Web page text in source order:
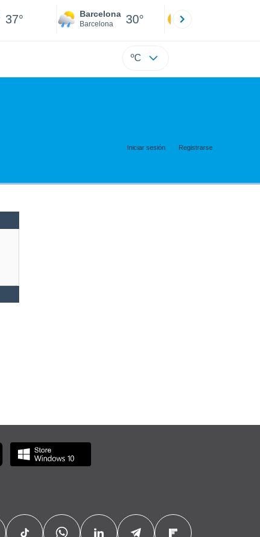
37° Barcelona
Barcelona 30°
ºC
Iniciar sesión Registrarse